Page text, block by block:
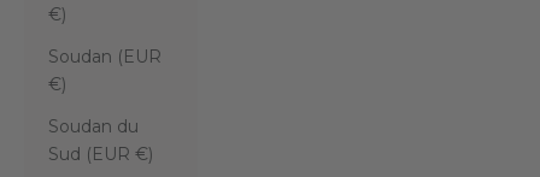
€)
Soudan (EUR
€)
Soudan du
Sud (EUR €)